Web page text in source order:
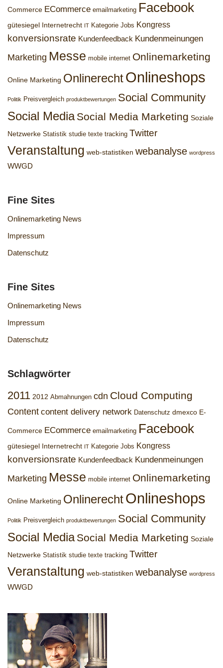
Commerce ECommerce emailmarketing Facebook
gütesiegel Internetrecht IT Kategorie Jobs Kongress
konversionsrate Kundenfeedback Kundenmeinungen
Marketing Messe mobile internet Onlinemarketing
Online Marketing OnlinerechtOnlineshops
Politik Preisvergleich produktbewertungen Social Community
Social Media Social Media Marketing Soziale
Netzwerke Statistik studie texte tracking Twitter
Veranstaltung web-statistiken webanalyse wordpress
WWGD
Fine Sites
Onlinemarketing News
Impressum
Datenschutz
Fine Sites
Onlinemarketing News
Impressum
Datenschutz
Schlagwörter
2011 2012 Abmahnungen cdn Cloud Computing
Content content delivery network Datenschutz dmexco E-
Commerce ECommerce emailmarketing Facebook
gütesiegel Internetrecht IT Kategorie Jobs Kongress
konversionsrate Kundenfeedback Kundenmeinungen
Marketing Messe mobile internet Onlinemarketing
Online Marketing OnlinerechtOnlineshops
Politik Preisvergleich produktbewertungen Social Community
Social Media Social Media Marketing Soziale
Netzwerke Statistik studie texte tracking Twitter
Veranstaltung web-statistiken webanalyse wordpress
WWGD